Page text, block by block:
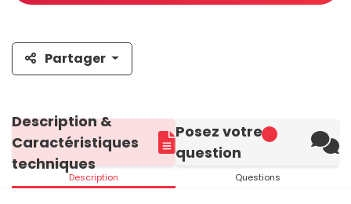
Partager
Description &
Caractéristiques
techniques
Description
Posez votre
question
Questions